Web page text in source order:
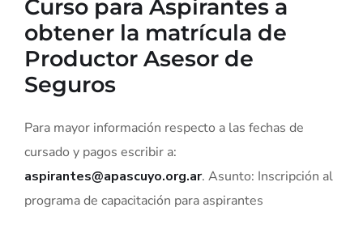
Curso para Aspirantes a
obtener la matrícula de
Productor Asesor de
Seguros
Para mayor información respecto a las fechas de
cursado y pagos escribir a:
aspirantes@apascuyo.org.ar. Asunto: Inscripción al
programa de capacitación para aspirantes